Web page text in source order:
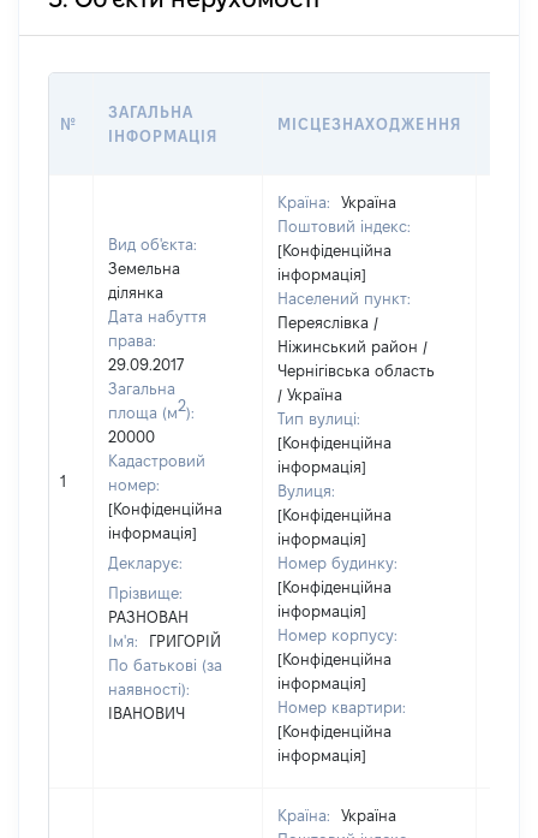
№
ЗАГАЛЬНА
ІНФОРМАЦІЯ
МІСЦЕЗНАХОДЖЕННЯ
1
Вид об'єкта:
Земельна
ділянка
Дата набуття
права:
29.09.2017
Загальна
площа (м2):
20000
Кадастровий
номер:
[Конфіденційна
інформація]
Декларує:
Прізвище:
РАЗНОВАН
Ім'я:
ГРИГОРІЙ
По батькові (за
наявності):
ІВАНОВИЧ
Країна:
Україна
Поштовий індекс:
[Конфіденційна
інформація]
Населений пункт:
Переяслівка /
Ніжинський район /
Чернігівська область
/ Україна
Тип вулиці:
[Конфіденційна
інформація]
Вулиця:
[Конфіденційна
інформація]
Номер будинку:
[Конфіденційна
інформація]
Номер корпусу:
[Конфіденційна
інформація]
Номер квартири:
[Конфіденційна
інформація]
Країна:
Україна